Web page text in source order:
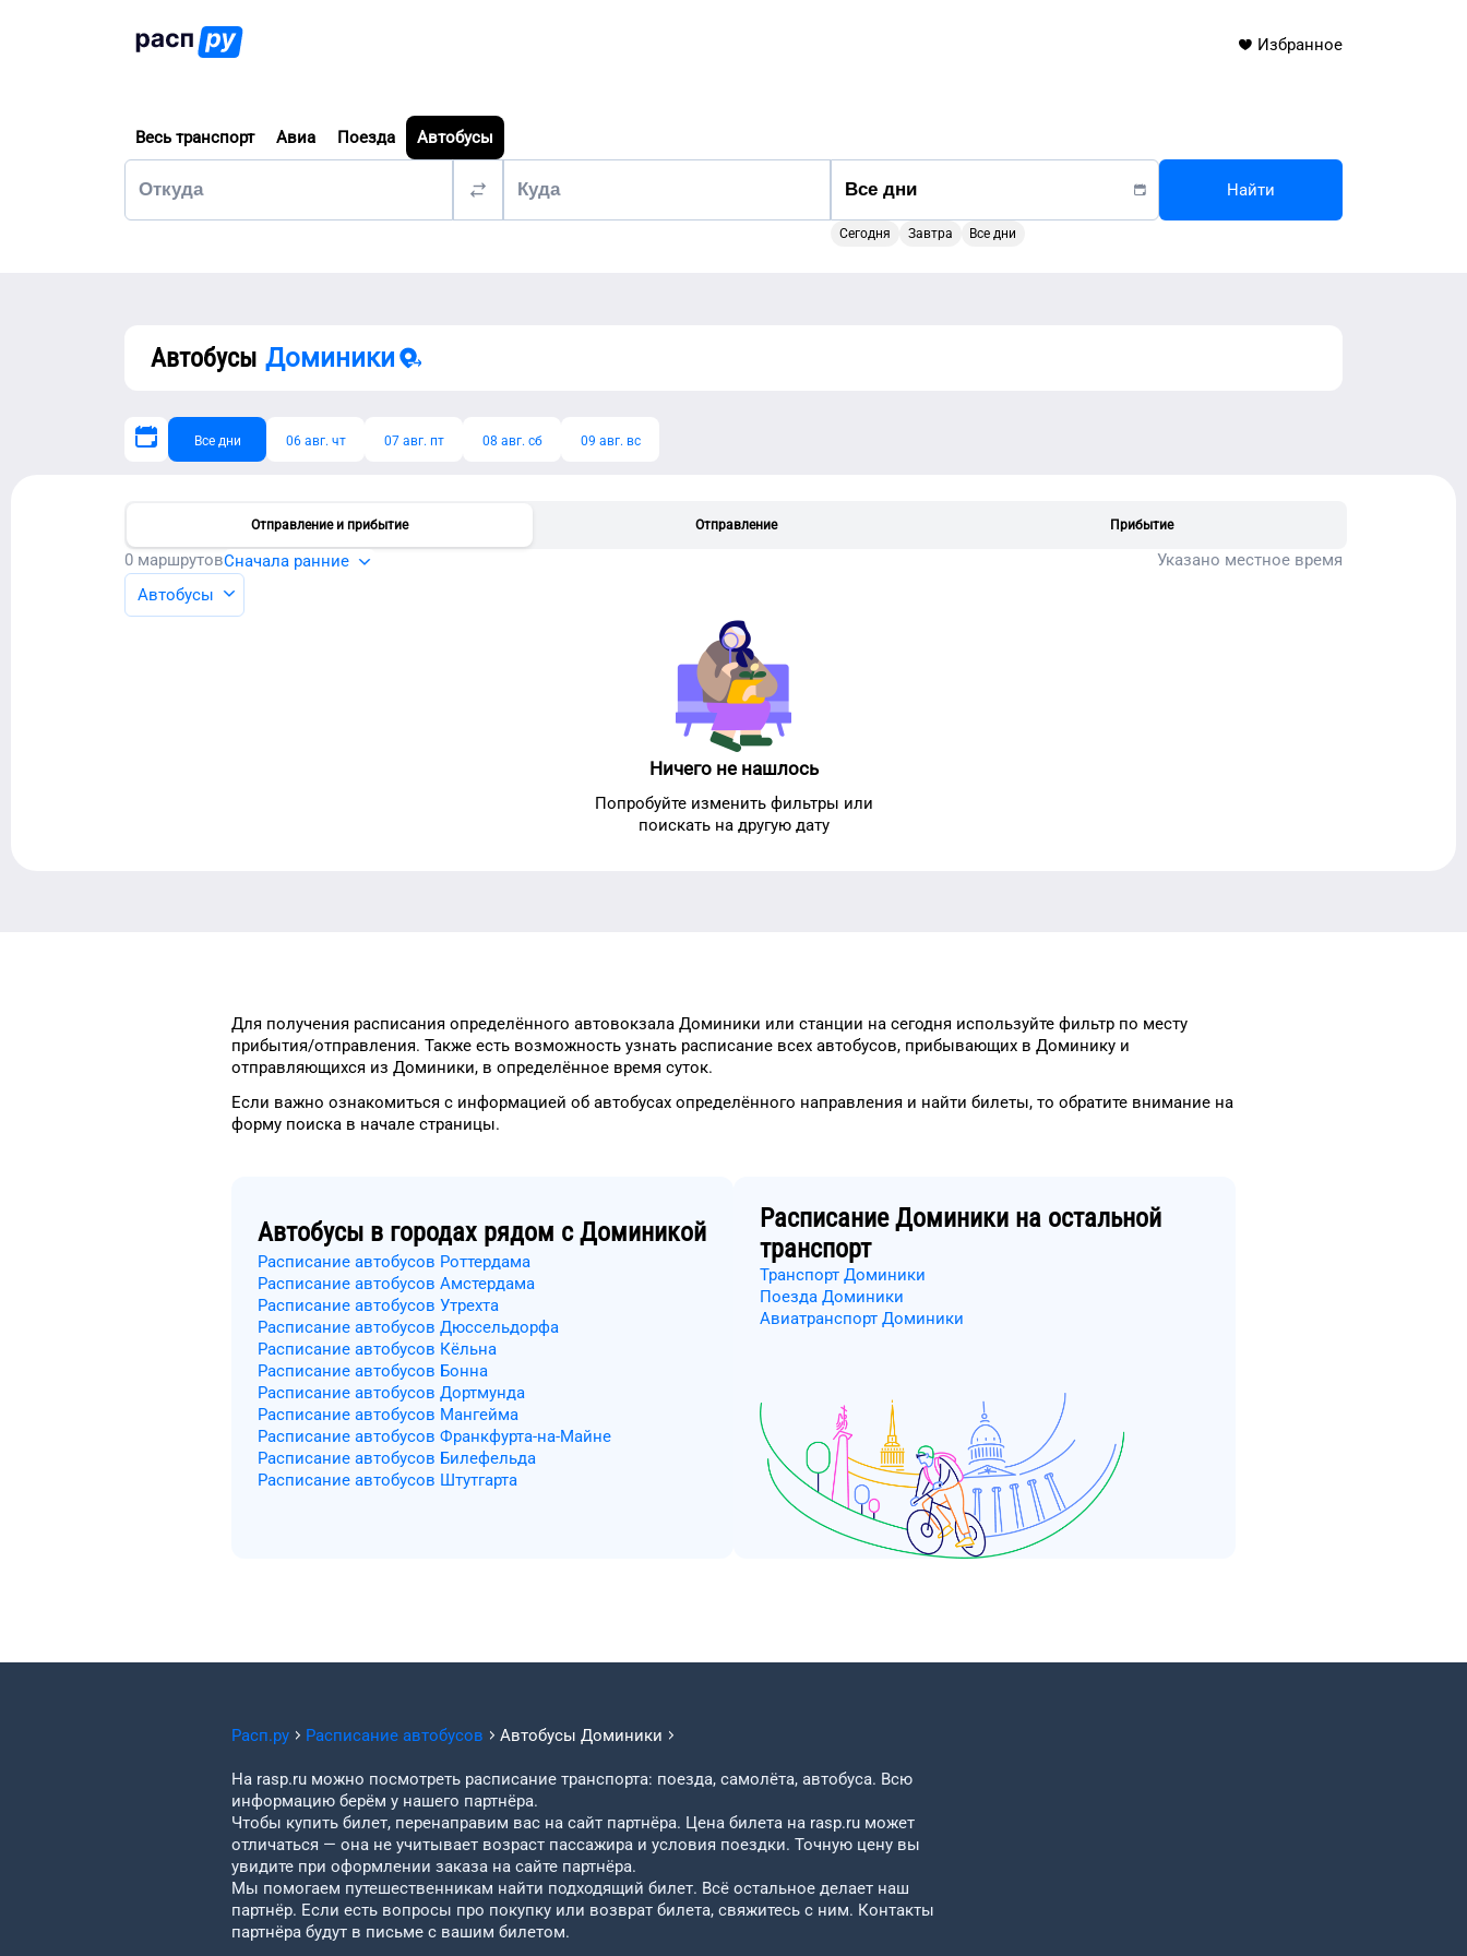
Избранное
Весь транспорт Авиа Поезда Автобусы
Сегодня Завтра Все дни
Найти
Автобусы Доминики
Все дни 06 авг. чт 07 авг. пт 08 авг. сб 09 авг. вс
Отправление и прибытие Отправление Прибытие
0 маршрутовСначала ранние
Указано местное время
Автобусы
Ничего не нашлось
Попробуйте изменить фильтры или
поискать на другую дату
Для получения расписания определённого автовокзала Доминики или станции на сегодня используйте фильтр по месту
прибытия/отправления. Также есть возможность узнать расписание всех автобусов, прибывающих в Доминику и
отправляющихся из Доминики, в определённое время суток.
Если важно ознакомиться с информацией об автобусах определённого направления и найти билеты, то обратите внимание на
форму поиска в начале страницы.
Автобусы в городах рядом с Доминикой
Расписание автобусов Роттердама
Расписание автобусов Амстердама
Расписание автобусов Утрехта
Расписание автобусов Дюссельдорфа
Расписание автобусов Кёльна
Расписание автобусов Бонна
Расписание автобусов Дортмунда
Расписание автобусов Мангейма
Расписание автобусов Франкфурта-на-Майне
Расписание автобусов Билефельда
Расписание автобусов Штутгарта
РасписаниеДоминики на остальной
транспорт
Транспорт Доминики
Поезда Доминики
Авиатранспорт Доминики
Расп.ру Расписание автобусов Автобусы Доминики
На rasp.ru можно посмотреть расписание транспорта: поезда, самолёта, автобуса. Всю
информацию берём у нашего партнёра.
Чтобы купить билет, перенаправим вас на сайт партнёра. Цена билета на rasp.ru может
отличаться — она не учитывает возраст пассажира и условия поездки. Точную цену вы
увидите при оформлении заказа на сайте партнёра.
Мы помогаем путешественникам найти подходящий билет. Всё остальное делает наш
партнёр. Если есть вопросы про покупку или возврат билета, свяжитесь с ним. Контакты
партнёра будут в письме с вашим билетом.